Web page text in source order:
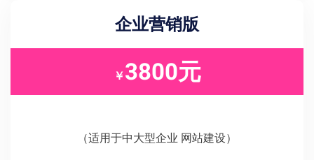
企业营销版
￥3800元
（适用于中大型企业 网站建设）